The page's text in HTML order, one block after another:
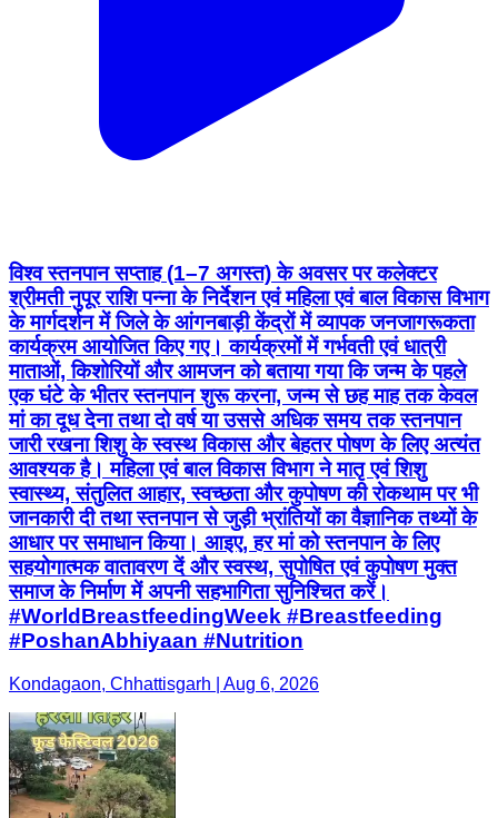
विश्व स्तनपान सप्ताह (1–7 अगस्त) के अवसर पर कलेक्टर
श्रीमती नुपूर राशि पन्ना के निर्देशन एवं महिला एवं बाल विकास विभाग
के मार्गदर्शन में जिले के आंगनबाड़ी केंद्रों में व्यापक जनजागरूकता
कार्यक्रम आयोजित किए गए। कार्यक्रमों में गर्भवती एवं धात्री
माताओं, किशोरियों और आमजन को बताया गया कि जन्म के पहले
एक घंटे के भीतर स्तनपान शुरू करना, जन्म से छह माह तक केवल
मां का दूध देना तथा दो वर्ष या उससे अधिक समय तक स्तनपान
जारी रखना शिशु के स्वस्थ विकास और बेहतर पोषण के लिए अत्यंत
आवश्यक है। महिला एवं बाल विकास विभाग ने मातृ एवं शिशु
स्वास्थ्य, संतुलित आहार, स्वच्छता और कुपोषण की रोकथाम पर भी
जानकारी दी तथा स्तनपान से जुड़ी भ्रांतियों का वैज्ञानिक तथ्यों के
आधार पर समाधान किया। आइए, हर मां को स्तनपान के लिए
सहयोगात्मक वातावरण दें और स्वस्थ, सुपोषित एवं कुपोषण मुक्त
समाज के निर्माण में अपनी सहभागिता सुनिश्चित करें।
#WorldBreastfeedingWeek #Breastfeeding
#PoshanAbhiyaan #Nutrition
Kondagaon, Chhattisgarh | Aug 6, 2026